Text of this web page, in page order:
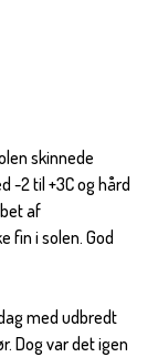
skinnede
-2 til +3C og hård
af
fin i solen. God
med udbredt
Dog var det igen